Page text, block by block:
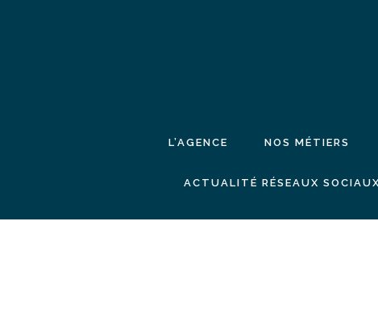
L’AGENCE NOS MÉTIERS
ACTUALITÉ RÉSEAUX